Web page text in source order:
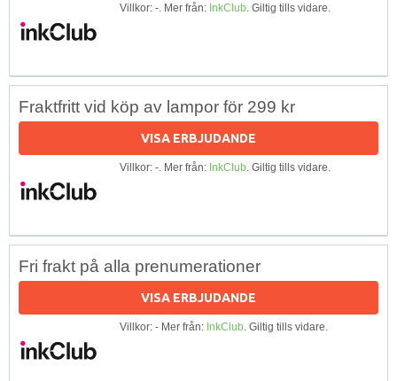
Villkor: -. Mer från: InkClub. Giltig tills vidare.
Fraktfritt vid köp av lampor för 299 kr
VISA ERBJUDANDE
Villkor: -. Mer från: InkClub. Giltig tills vidare.
Fri frakt på alla prenumerationer
VISA ERBJUDANDE
Villkor: - Mer från: InkClub. Giltig tills vidare.